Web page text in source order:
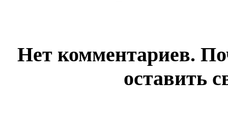
Нет комментариев.
оставить